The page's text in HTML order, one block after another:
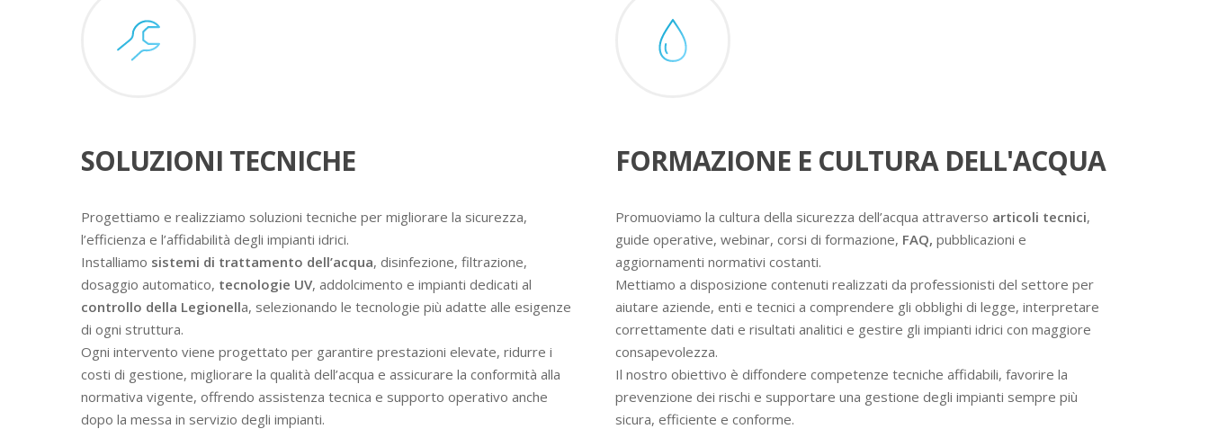
SOLUZIONI TECNICHE
Progettiamo e realizziamo soluzioni tecniche per migliorare la sicurezza,
l’efficienza e l’affidabilità degli impianti idrici.
Installiamo sistemi di trattamento dell’acqua, disinfezione, filtrazione,
dosaggio automatico, tecnologie UV, addolcimento e impianti dedicati al
controllo della Legionella, selezionando le tecnologie più adatte alle esigenze
di ogni struttura.
Ogni intervento viene progettato per garantire prestazioni elevate, ridurre i
costi di gestione, migliorare la qualità dell’acqua e assicurare la conformità alla
normativa vigente, offrendo assistenza tecnica e supporto operativo anche
dopo la messa in servizio degli impianti.
FORMAZIONE E CULTURA DELL'ACQUA
Promuoviamo la cultura della sicurezza dell’acqua attraverso articoli tecnici,
guide operative, webinar, corsi di formazione, FAQ, pubblicazioni e
aggiornamenti normativi costanti.
Mettiamo a disposizione contenuti realizzati da professionisti del settore per
aiutare aziende, enti e tecnici a comprendere gli obblighi di legge, interpretare
correttamente dati e risultati analitici e gestire gli impianti idrici con maggiore
consapevolezza.
Il nostro obiettivo è diffondere competenze tecniche affidabili, favorire la
prevenzione dei rischi e supportare una gestione degli impianti sempre più
sicura, efficiente e conforme.